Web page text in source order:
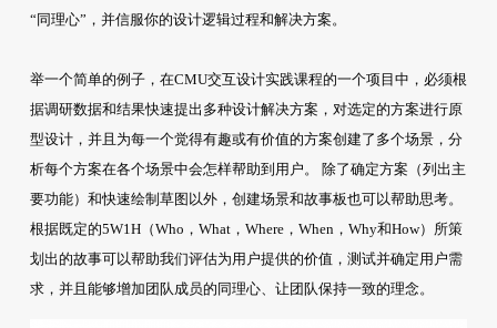
“同理心”，并信服你的设计逻辑过程和解决方案。
举一个简单的例子，在CMU交互设计实践课程的一个项目中，必须根
据调研数据和结果快速提出多种设计解决方案，对选定的方案进行原
型设计，并且为每一个觉得有趣或有价值的方案创建了多个场景，分
析每个方案在各个场景中会怎样帮助到用户。 除了确定方案（列出主
要功能）和快速绘制草图以外，创建场景和故事板也可以帮助思考。
根据既定的5W1H（Who，What，Where，When，Why和How）所策
划出的故事可以帮助我们评估为用户提供的价值，测试并确定用户需
求，并且能够增加团队成员的同理心、让团队保持一致的理念。